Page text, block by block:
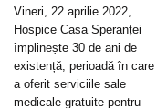
Vineri, 22 aprilie 2022,
Hospice Casa Speranței
împlinește 30 de ani de
existență, perioadă în care
a oferit serviciile sale
medicale gratuite pentru